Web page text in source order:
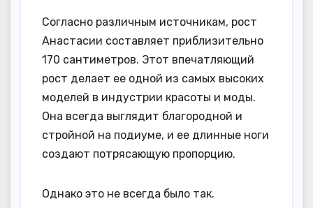
Согласно различным источникам, рост
Анастасии составляет приблизительно
170 сантиметров. Этот впечатляющий
рост делает ее одной из самых высоких
моделей в индустрии красоты и моды.
Она всегда выглядит благородной и
стройной на подиуме, и ее длинные ноги
создают потрясающую пропорцию.
Однако это не всегда было так.